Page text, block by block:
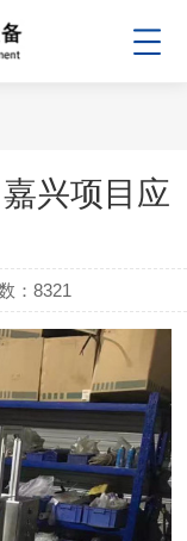
兴项目应
：8321